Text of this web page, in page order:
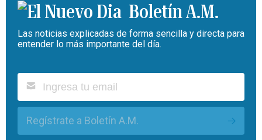
Boletín A.M.
Las noticias explicadas de forma sencilla y directa para
entender lo más importante del día.
Regístrate a Boletín A.M.